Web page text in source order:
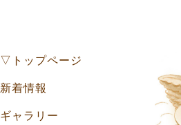
▽トップページ
新着情報
ギャラリー